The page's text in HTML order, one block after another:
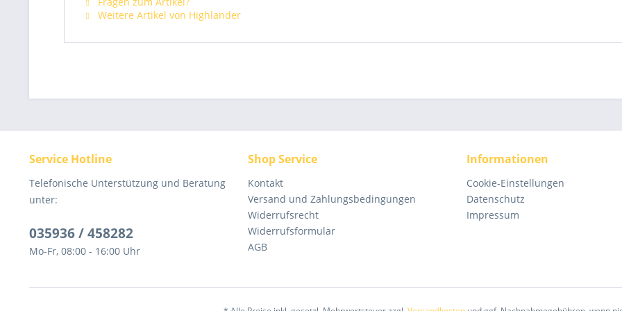
Weitere Artikel von Highlander
Service Hotline
Telefonische Unterstützung und Beratung
unter:
035936 / 458282
Mo-Fr, 08:00 - 16:00 Uhr
Shop Service
Kontakt
Versand und Zahlungsbedingungen
Widerrufsrecht
Widerrufsformular
AGB
Informationen
Cookie-Einstellungen
Datenschutz
Impressum